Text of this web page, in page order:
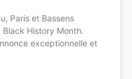
Paris et Bassens
History Month.
exceptionnelle et